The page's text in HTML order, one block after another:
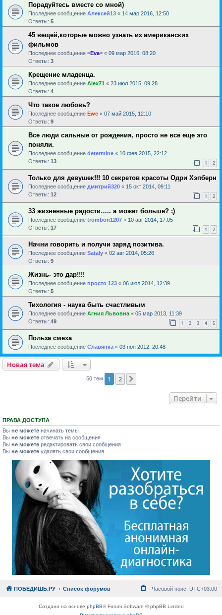
Порадуйтесь вместе со мной)
Последнее сообщение Алексей13 « 14 мар 2016, 12:50
Ответы: 5
45 вещей,которые можно узнать из американских
фильмов
Последнее сообщение =Eva= « 09 мар 2016, 08:20
Ответы: 3
Крещение младенца.
Последнее сообщение Alex71 « 23 июл 2015, 09:28
Ответы: 4
Что такое любовь?
Последнее сообщение Ewe « 07 май 2015, 12:10
Ответы: 9
Все люди сильные от рождения, просто не все еще это
поняли.
Последнее сообщение determine « 10 фев 2015, 22:12
Ответы: 13 1 2
Только для девушек!!! 10 секретов красоты Одри Хэпберн
Последнее сообщение дмитрий320 « 15 окт 2014, 09:11
Ответы: 12 1 2
33 жизненные радости….. а может больше? ;)
Последнее сообщение trombon1207 « 10 авг 2014, 17:05
Ответы: 17 1 2
Начни говорить и получи заряд позитива.
Последнее сообщение Sataly « 02 авг 2014, 05:26
Ответы: 9
Жизнь- это дар!!!!
Последнее сообщение просто 123 « 06 июл 2014, 12:39
Ответы: 5
Тихология - наука быть счастливым
Последнее сообщение Агния Львовна « 05 мар 2013, 11:39
Ответы: 49 1 2 3 4 5
Польза смеха
Последнее сообщение Славянка « 03 ноя 2012, 20:48
Новая тема
50 тем 1 2
Перейти
ПРАВА ДОСТУПА
Вы не можете начинать темы
Вы не можете отвечать на сообщения
Вы не можете редактировать свои сообщения
Вы не можете удалять свои сообщения
ПОБЕДИШЬ.РУ Список форумов Часовой пояс: UTC+03:00
Создано на основе phpBB® Forum Software © phpBB Limited